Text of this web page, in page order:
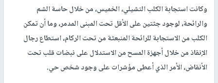
وكانت استجابة الكلب التشيلي، الخميس، من خلال حاسة الشم
والرائحة، لوجود جثتين على الأقل تحت المبنى المدمر، وما أن تمكن
الكلب من الاستجابة للرائحة المنبعثة من تحت الركام، استطاع رجال
الإنقاذ من خلال أجهزة المسح من الاستدلال على نبضات قلب تحت
الأنقاض، الأمر الذي أعطى مؤشرات على وجود شخص حي.